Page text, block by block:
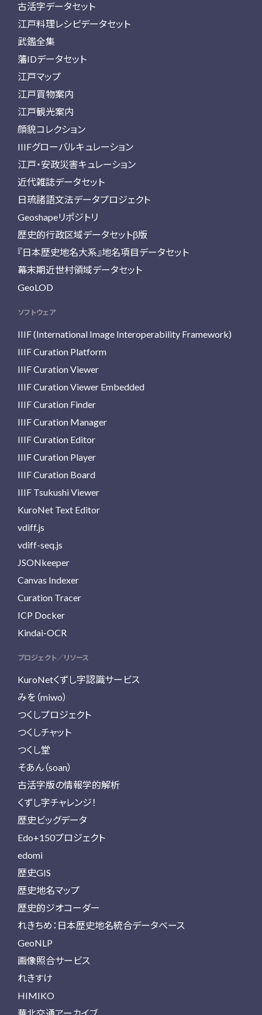
古活字データセット
江戸料理レシピデータセット
武鑑全集
藩IDデータセット
江戸マップ
江戸買物案内
江戸観光案内
顔貌コレクション
IIIFグローバルキュレーション
江戸・安政災害キュレーション
近代雑誌データセット
日琉諸語文法データプロジェクト
Geoshapeリポジトリ
歴史的行政区域データセットβ版
『日本歴史地名大系』地名項目データセット
幕末期近世村領域データセット
GeoLOD
ソフトウェア
IIIF (International Image Interoperability Framework)
IIIF Curation Platform
IIIF Curation Viewer
IIIF Curation Viewer Embedded
IIIF Curation Finder
IIIF Curation Manager
IIIF Curation Editor
IIIF Curation Player
IIIF Curation Board
IIIF Tsukushi Viewer
KuroNet Text Editor
vdiff.js
vdiff-seq.js
JSONkeeper
Canvas Indexer
Curation Tracer
ICP Docker
Kindai-OCR
プロジェクト／リソース
KuroNetくずし字認識サービス
みを（miwo）
つくしプロジェクト
つくしチャット
つくし堂
そあん（soan）
古活字版の情報学的解析
くずし字チャレンジ！
歴史ビッグデータ
Edo+150プロジェクト
edomi
歴史GIS
歴史地名マップ
歴史的ジオコーダー
れきちめ：日本歴史地名統合データベース
GeoNLP
画像照合サービス
れきすけ
HIMIKO